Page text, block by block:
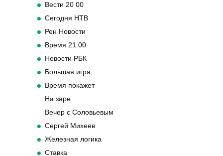
Вести 20 00
Сегодня НТВ
Рен Новости
Время 21 00
Новости РБК
Большая игра
Время покажет
На заре
Вечер с Соловьевым
Сергей Михеев
Железная логика
Ставка